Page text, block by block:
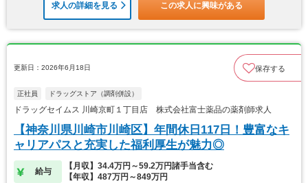
求人の詳細を見る この求人に興味がある
更新日：2026年6月18日 保存する
正社員 ドラッグストア（調剤併設）
ドラッグセイムス 川崎京町１丁目店 株式会社富士薬品の薬剤師求人
【神奈川県川崎市川崎区】年間休日117日！豊富なキ
ャリアパスと充実した福利厚生が魅力◎
給与
【月収】34.4万円～59.2万円諸手当含む
【年収】487万円～849万円